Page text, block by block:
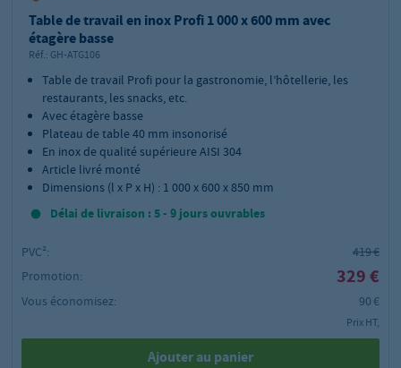
Table de travail en inox Profi 1 000 x 600 mm avec
étagère basse
Réf.: GH-ATG106
Table de travail Profi pour la gastronomie, l’hôtellerie, les
restaurants, les snacks, etc.
Avec étagère basse
Plateau de table 40 mm insonorisé
En inox de qualité supérieure AISI 304
Article livré monté
Dimensions (l x P x H) : 1 000 x 600 x 850 mm
Délai de livraison : 5 - 9 jours ouvrables
PVC²:
419 €
Promotion:
329 €
Vous économisez: 90 €
Prix HT,
Ajouter au panier